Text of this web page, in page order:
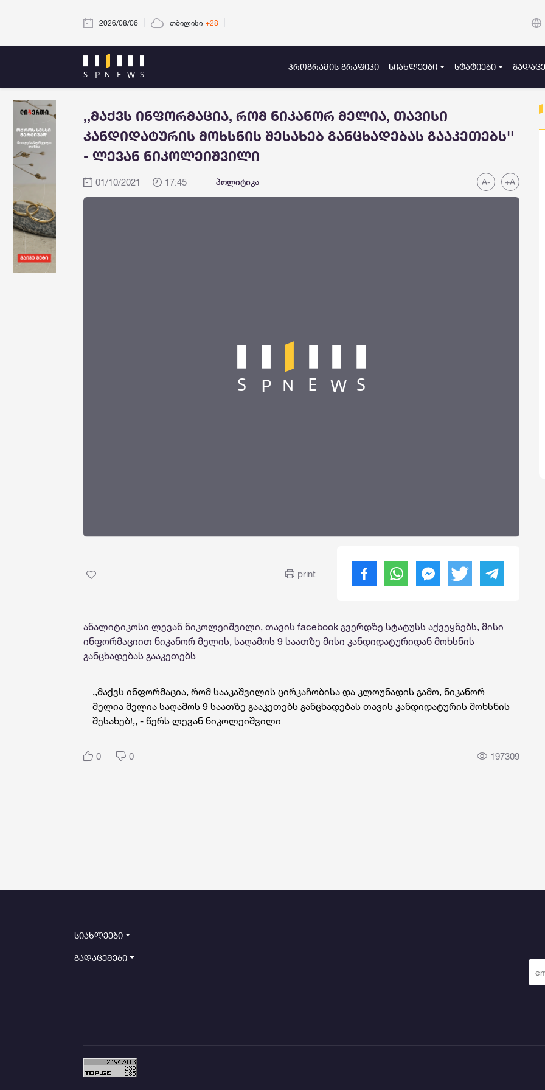
2026/08/06 თბილისი +28
ᲞᲠᲝᲒᲠᲐᲛᲘᲡ ᲒᲠᲐᲤᲘᲙᲘ ᲡᲘᲐᲮᲚᲔᲔᲑᲘ ᲡᲢᲐᲢᲘᲔᲑᲘ
,,მაქვს ინფორმაცია, რომ ნიკანორ მელია, თავისი
კანდიდატურის მოხსნის შესახებ განცხადებას გააკეთებს''
- ლევან ნიკოლეიშვილი
01/10/2021 17:45 პოლიტიკა A- +A
print
ანალიტიკოსი ლევან ნიკოლეიშვილი, თავის facebook გვერდზე სტატუსს აქვეყნებს, მისი
ინფორმაციით ნიკანორ მელის, საღამოს 9 საათზე მისი კანდიდატურიდან მოხსნის
განცხადებას გააკეთებს
,,მაქვს ინფორმაცია, რომ სააკაშვილის ცირკაჩობისა და კლოუნადის გამო, ნიკანორ
მელია მელია საღამოს 9 საათზე გააკეთებს განცხადებას თავის კანდიდატურის მოხსნის
შესახებ!,, - წერს ლევან ნიკოლეიშვილი
0 0 197309
სიახლეები
გადაცემები